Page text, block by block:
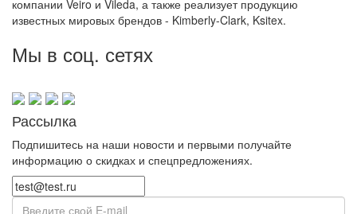
компании Veiro и Vileda, а также реализует продукцию
известных мировых брендов - Kimberly-Clark, Ksitex.
Мы в соц. сетях
Рассылка
Подпишитесь на наши новости и первыми получайте
информацию о скидках и спецпредложениях.